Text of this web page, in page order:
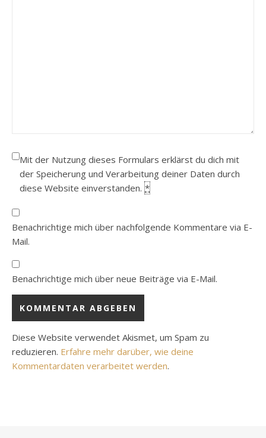
Mit der Nutzung dieses Formulars erklärst du dich mit
der Speicherung und Verarbeitung deiner Daten durch
diese Website einverstanden. *
Benachrichtige mich über nachfolgende Kommentare via E-
Mail.
Benachrichtige mich über neue Beiträge via E-Mail.
Diese Website verwendet Akismet, um Spam zu
reduzieren. Erfahre mehr darüber, wie deine
Kommentardaten verarbeitet werden.